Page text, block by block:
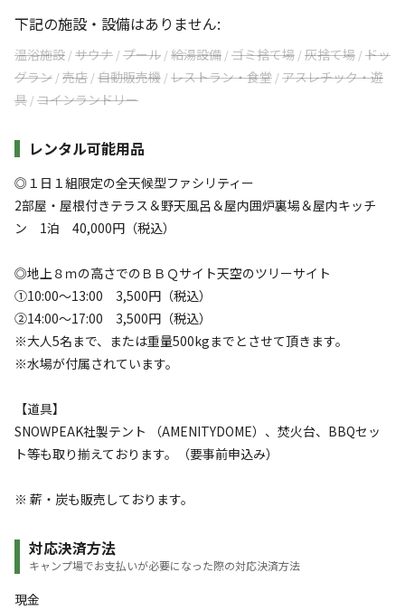
下記の施設・設備はありません:
温浴施設 /サウナ /プール /給湯設備 /ゴミ捨て場 /灰捨て場 /ドッ
グラン /売店 /自動販売機 /レストラン・食堂 /アスレチック・遊
具 /コインランドリー
レンタル可能用品
◎１日１組限定の全天候型ファシリティー
2部屋・屋根付きテラス＆野天風呂＆屋内囲炉裏場＆屋内キッチ
ン 1泊 40,000円（税込）
◎地上８ｍの高さでのＢＢＱサイト天空のツリーサイト
①10:00～13:00 3,500円（税込）
②14:00～17:00 3,500円（税込）
※大人5名まで、または重量500kgまでとさせて頂きます。
※水場が付属されています。
【道具】
SNOWPEAK社製テント （AMENITYDOME）、焚火台、BBQセッ
ト等も取り揃えております。（要事前申込み）
※ 薪・炭も販売しております。
対応決済方法
キャンプ場でお支払いが必要になった際の対応決済方法
現金